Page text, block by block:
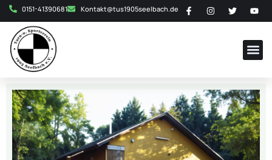
0151-41390681 Kontakt@tus1905seelbach.de